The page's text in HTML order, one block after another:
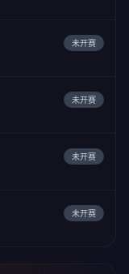
未开赛
未开赛
未开赛
未开赛